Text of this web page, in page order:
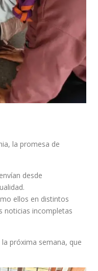
la promesa de
desde
ellos en distintos
noticias incompletas
próxima semana, que